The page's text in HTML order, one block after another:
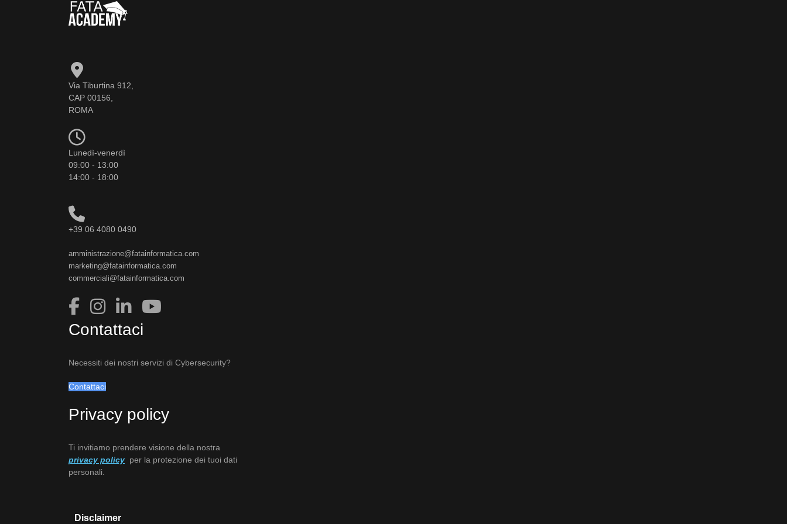
Via Tiburtina 912,
CAP 00156,
ROMA
Lunedì-venerdì
09:00 - 13:00
14:00 - 18:00
+39 06 4080 0490
amministrazione@fatainformatica.com
marketing@fatainformatica.com
commerciali@fatainformatica.com
Contattaci
Necessiti dei nostri servizi di Cybersecurity?
Contattaci
Privacy policy
Ti invitiamo prendere visione della nostra
privacy policy per la protezione dei tuoi dati
personali.
Disclaimer